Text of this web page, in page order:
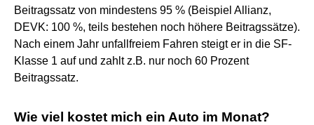
Beitragssatz von mindestens 95 % (Beispiel Allianz,
DEVK: 100 %, teils bestehen noch höhere Beitragssätze).
Nach einem Jahr unfallfreiem Fahren steigt er in die SF-
Klasse 1 auf und zahlt z.B. nur noch 60 Prozent
Beitragssatz.
Wie viel kostet mich ein Auto im Monat?